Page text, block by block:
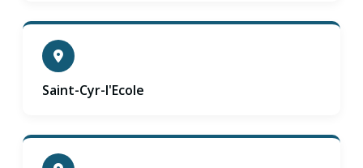
Saint-Cyr-l'Ecole